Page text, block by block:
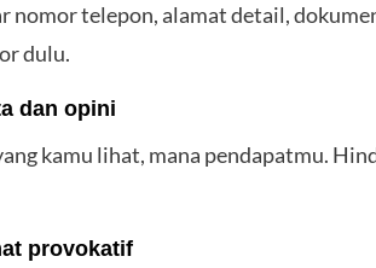
nomor telepon, alamat detail,
dulu.
dan opini
kamu lihat, mana pendapatmu.
provokatif